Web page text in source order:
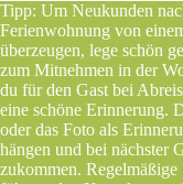
Tipp: Um Neukunden
Ferienwohnung von
überzeugen, lege schön
zum Mitnehmen in der
du für den Gast bei
eine schöne Erinnerung.
oder das Foto als
hängen und bei nächster
zukommen.